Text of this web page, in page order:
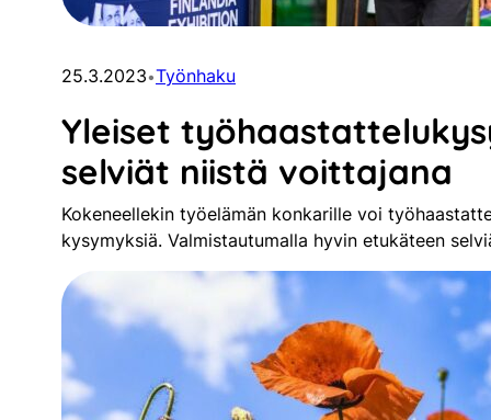
25.3.2023•Työnhaku
Yleiset
selviät niistä voittajana
Kokeneellekin työelämän konkarille voi
kysymyksiä. Valmistautumalla hyvin etukäteen